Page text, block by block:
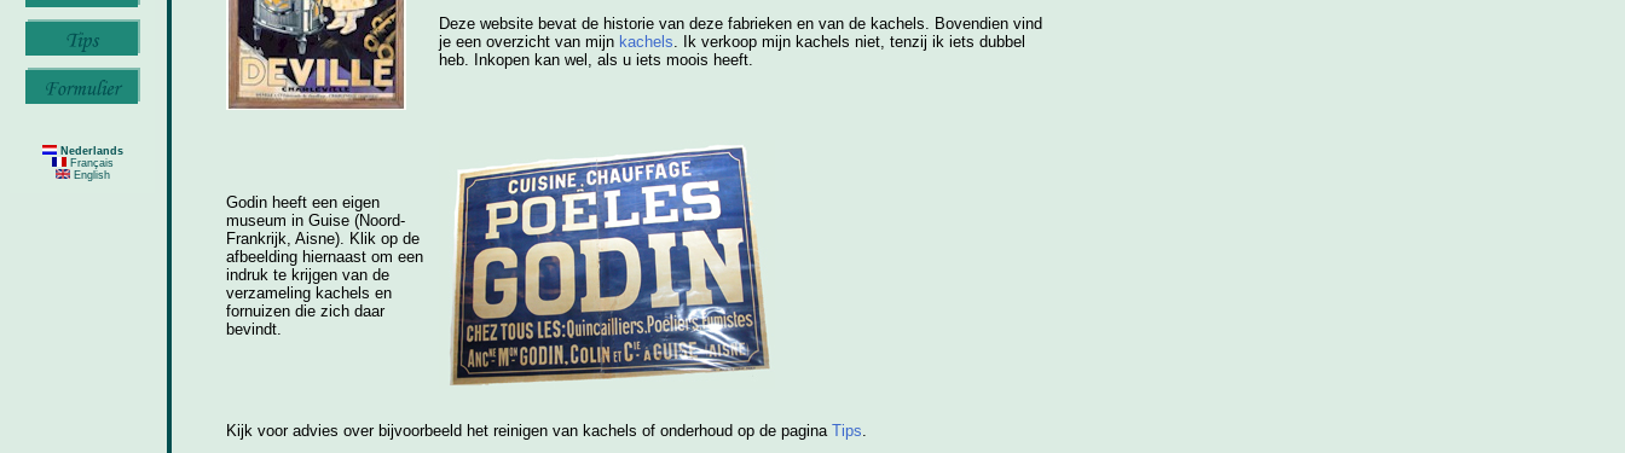
Nederlands
Français
English
Deze website bevat de historie van deze fabrieken en van de kachels. Bovendien vind
je een overzicht van mijn kachels . Ik verkoop mijn kachels niet, tenzij ik iets dubbel
heb. Inkopen kan wel, als u iets moois heeft.
Godin heeft een eigen
museum in Guise (Noord-
Frankrijk, Aisne). Klik op de
afbeelding hiernaast om een
indruk te krijgen van de
verzameling kachels en
fornuizen die zich daar
bevindt.
Kijk voor advies over bijvoorbeeld het reinigen van kachels of onderhoud op de pagina Tips.